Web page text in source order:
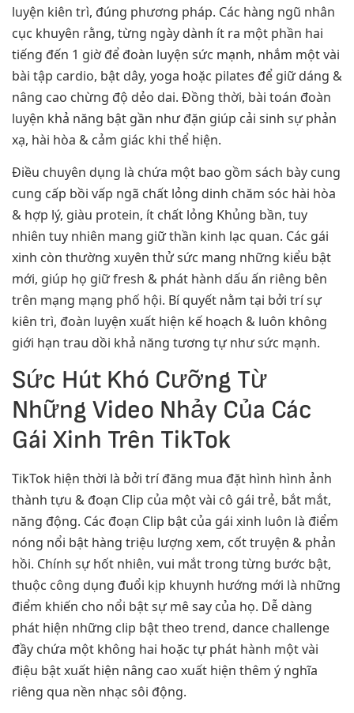
luyện kiên trì, đúng phương pháp. Các hàng ngũ nhân
cục khuyên rằng, từng ngày dành ít ra một phần hai
tiếng đến 1 giờ để đoàn luyện sức mạnh, nhắm một vài
bài tập cardio, bật dây, yoga hoặc pilates để giữ dáng &
nâng cao chừng độ dẻo dai. Đồng thời, bài toán đoàn
luyện khả năng bật gần như đặn giúp cải sinh sự phản
xạ, hài hòa & cảm giác khi thể hiện.
Điều chuyên dụng là chứa một bao gồm sách bày cung
cung cấp bồi vấp ngã chất lỏng dinh chăm sóc hài hòa
& hợp lý, giàu protein, ít chất lỏng Khủng bần, tuy
nhiên tuy nhiên mang giữ thần kinh lạc quan. Các gái
xinh còn thường xuyên thử sức mang những kiểu bật
mới, giúp họ giữ fresh & phát hành dấu ấn riêng bên
trên mạng mạng phố hội. Bí quyết nằm tại bởi trí sự
kiên trì, đoàn luyện xuất hiện kế hoạch & luôn không
giới hạn trau dồi khả năng tương tự như sức mạnh.
Sức Hút Khó Cưỡng Từ
Những Video Nhảy Của Các
Gái Xinh Trên TikTok
TikTok hiện thời là bởi trí đăng mua đặt hình hình ảnh
thành tựu & đoạn Clip của một vài cô gái trẻ, bắt mắt,
năng động. Các đoạn Clip bật của gái xinh luôn là điểm
nóng nổi bật hàng triệu lượng xem, cốt truyện & phản
hồi. Chính sự hốt nhiên, vui mắt trong từng bước bật,
thuộc công dụng đuổi kịp khuynh hướng mới là những
điểm khiến cho nổi bật sự mê say của họ. Dễ dàng
phát hiện những clip bật theo trend, dance challenge
đầy chứa một không hai hoặc tự phát hành một vài
điệu bật xuất hiện nâng cao xuất hiện thêm ý nghĩa
riêng qua nền nhạc sôi động.